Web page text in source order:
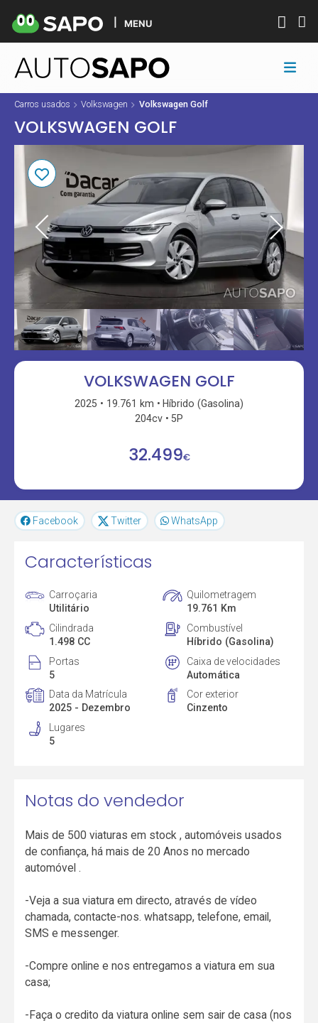
MENU
Carros usados Volkswagen Volkswagen Golf
VOLKSWAGEN GOLF
VOLKSWAGEN GOLF
2025 19.761 km
Híbrido (Gasolina)
204cv
5P
32.499€
Facebook Twitter WhatsApp
Características
Carroçaria
Utilitário
Quilometragem
19.761 Km
Cilindrada
1.498 CC
Combustível
Híbrido (Gasolina)
Portas
5
Caixa de velocidades
Automática
Data da Matrícula
2025 - Dezembro
Cor exterior
Cinzento
Lugares
5
Notas do vendedor
Mais de 500 viaturas em stock , automóveis usados
de confiança, há mais de 20 Anos no mercado
automóvel .
-Veja a sua viatura em directo, através de vídeo
chamada, contacte-nos. whatsapp, telefone, email,
SMS e messenger.
-Compre online e nos entregamos a viatura em sua
casa;
-Faça o credito da viatura online sem sair de casa (nos